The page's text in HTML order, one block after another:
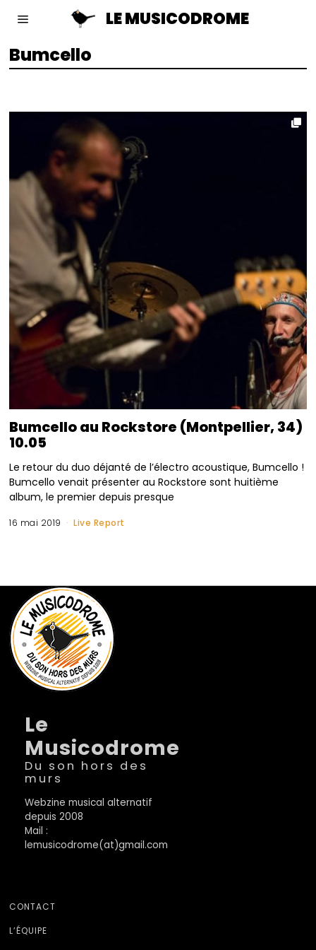
LE MUSICODROME
Bumcello
Bumcello au Rockstore (Montpellier, 34)
10.05
Le retour du duo déjanté de l’électro acoustique, Bumcello !
Bumcello venait présenter au Rockstore sont huitième
album, le premier depuis presque
16 mai 2019 Live Report
Le
Musicodrome
Du son hors des
murs
Webzine musical alternatif
depuis 2008
Mail :
lemusicodrome(at)gmail.com
CONTACT
L’ÉQUIPE